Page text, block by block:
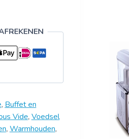
, Buffet en
Vide, Voedsel
, Warmhouden,